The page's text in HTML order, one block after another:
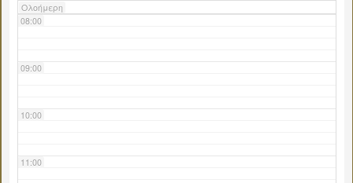
Ολοήμερη
08:00
09:00
10:00
11:00